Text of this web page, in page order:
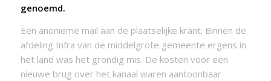
genoemd.
Een anonieme mail aan de plaatselijke krant. Binnen de
afdeling Infra van de middelgrote gemeente ergens in
het land was het grondig mis. De kosten voor een
nieuwe brug over het kanaal waren aantoonbaar